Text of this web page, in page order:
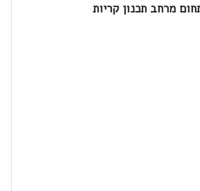
מרחב תכנון קריות